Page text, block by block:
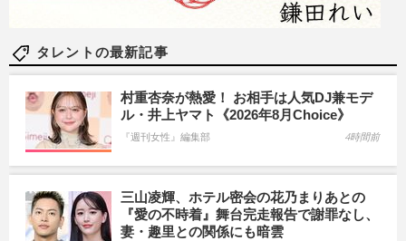
タレントの最新記事
村重杏奈が熱愛！ お相手は人気DJ兼モデ
ル・井上ヤマト《2026年8月Choice》
『週刊女性』編集部 4時間前
三山凌輝、ホテル密会の花乃まりあとの
『愛の不時着』舞台完走報告で謝罪なし、
妻・趣里との関係にも暗雲